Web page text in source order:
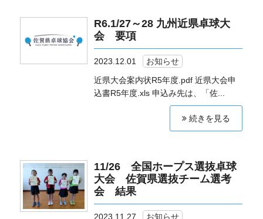
R6.1/27～28 九州近県卓球大
会 要項
2023.12.01
お知らせ
近県大会案内状R5年度.pdf 近県大会申
込書R5年度.xls 申込み先は、「佐...
続きを見る
11/26 全国ホープス選抜卓球
大会 佐賀県選抜チーム選考
会 結果
2023.11.27
お知らせ